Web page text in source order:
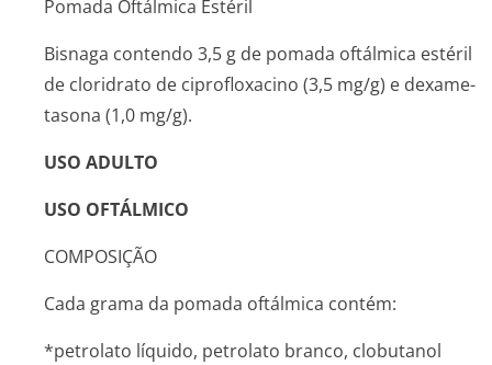
Pomada Oftálmica Estéril
Bisnaga contendo 3,5 g de pomada oftálmica estéril
de cloridrato de ciprofloxacino (3,5 mg/g) e dexame-
tasona (1,0 mg/g).
USO ADULTO
USO OFTÁLMICO
COMPOSIÇÃO
Cada grama da pomada oftálmica contém:
*petrolato líquido, petrolato branco, clobutanol